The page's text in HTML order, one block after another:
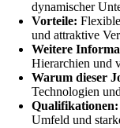
dynamischer
Vorteile:
und attraktive
Weitere
Hierarchien und
Warum dieser
Technologien
Qualifikationen:
Umfeld und